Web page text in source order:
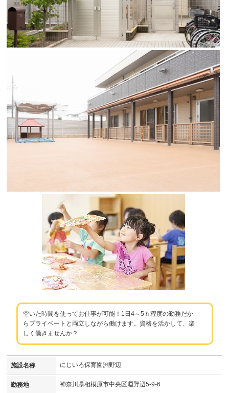
空いた時間を使ってお仕事が可能！1日4～5ｈ程度の勤務だか
らプライベートと両立しながら働けます。資格を活かして、楽
しく働きませんか？
施設名称 にじいろ保育園淵野辺
勤務地 神奈川県相模原市中央区淵野辺5-9-6